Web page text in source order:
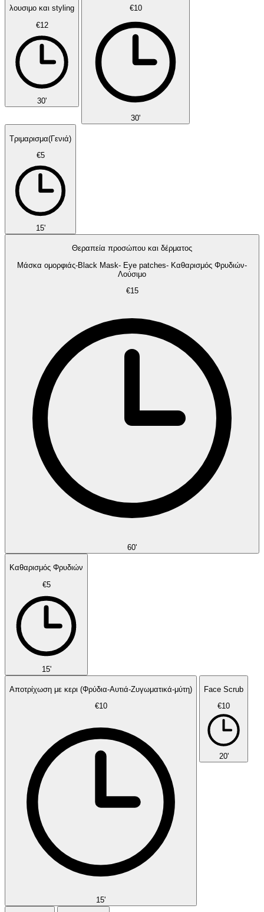
λουσιμο και styling
€12
30'
€10
30'
Τριμαρισμα(Γενιά)
€5
15'
Θεραπεία προσώπου και δέρματος
Μάσκα ομορφιάς-Black Mask- Eye patches- Καθαρισμός Φρυδιών-
Λούσιμο
€15
60'
Καθαρισμός Φρυδιών
€5
15'
Αποτρίχωση με κερι (Φρύδια-Αυτιά-Ζυγωματικά-μύτη)
€10
15'
Face Scrub
€10
20'